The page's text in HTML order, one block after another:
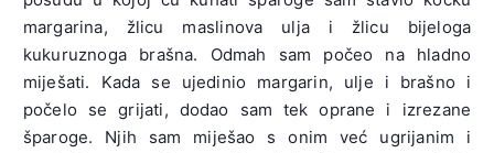
margarina, žlicu maslinova ulja i žlicu bijeloga
kukuruznoga brašna. Odmah sam počeo na hladno
miješati. Kada se ujedinio margarin, ulje i brašno i
počelo se grijati, dodao sam tek oprane i izrezane
šparoge. Njih sam miješao s onim već ugrijanim i